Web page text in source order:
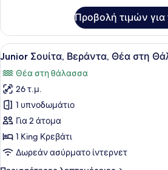
Σουίτα
Προβολή τιμών για
Προβολή
όλων
των
φωτογραφιών
για
Junior
Σουίτα,
Βεράντα,
Ένα
27
Junior Σουίτα, Βεράντα, Θέα στη
Θέα στη θάλασσα
26 τ.μ.
1 υπνοδωμάτιο
Για 2 άτομα
1 King Κρεβάτι
Δωρεάν ασύρματο ίντερνετ